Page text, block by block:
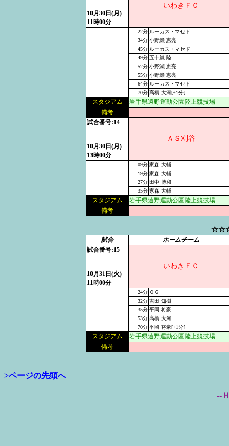
10月30日(月)
11時00分
いわきＦＣ
22分 ルーカス・マセド
34分 小野瀬 恵亮
45分 ルーカス・マセド
49分 五十嵐 陸
52分 小野瀬 恵亮
55分 小野瀬 恵亮
64分 ルーカス・マセド
70分 高橋 大河[+1分]
スタジアム
岩手県遠野運動公園陸上競技場
備考
試合番号:14
10月30日(月)
13時00分
ＡＳ刈谷
09分 家森 大輔
19分 家森 大輔
27分 田中 博和
35分 家森 大輔
スタジアム
岩手県遠野運動公園陸上競技場
備考
試合
ホームチーム
試合番号:15
10月31日(火)
11時00分
いわきＦＣ
24分 ＯＧ
32分 吉田 知樹
35分 平岡 将豪
53分 高橋 大河
70分 平岡 将豪[+1分]
スタジアム
岩手県遠野運動公園陸上競技場
備考
>ページの先頭へ
--